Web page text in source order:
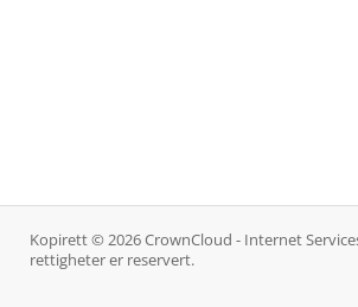
Kopirett © 2026 CrownCloud - Internet
rettigheter er reservert.